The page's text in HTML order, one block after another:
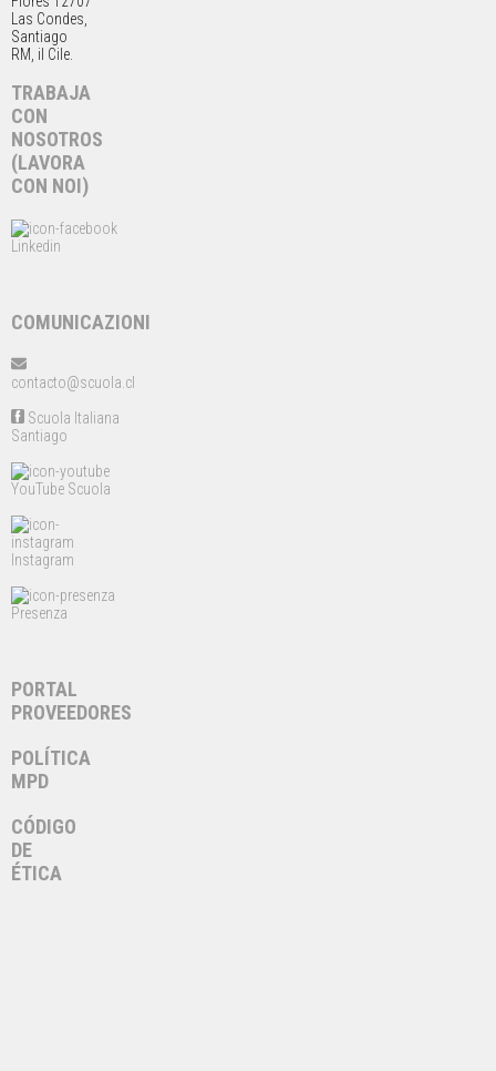
Las Condes,
Santiago
RM, il Cile.
TRABAJA
CON
NOSOTROS
(LAVORA
CON NOI)
Linkedin
COMUNICAZIONI
contacto@scuola.cl
Scuola Italiana
Santiago
YouTube Scuola
Instagram
Presenza
PORTAL
PROVEEDORES
POLÍTICA
MPD
CÓDIGO
DE
ÉTICA